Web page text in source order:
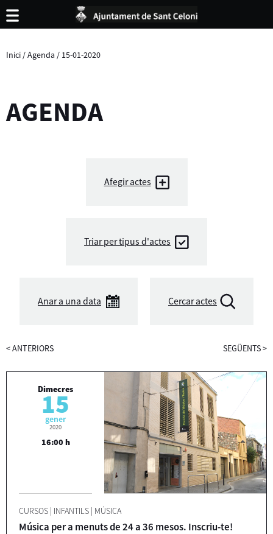
Inici /Agenda / 15-01-2020
AGENDA
Afegir actes
Triar per tipus d'actes
Anar a una data Cercar actes
<ANTERIORS SEGÜENTS>
Dimecres
15
gener
2020
16:00 h
CURSOS | INFANTILS | MÚSICA
Música per a menuts de 24 a 36 mesos. Inscriu-te!